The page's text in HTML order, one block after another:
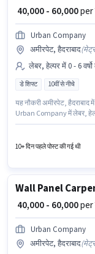
₹ 40,000 - 60,000per
Urban Company
अमीरपेट, हैदराबाद(
लेबर, हेल्पर में 0 - 6
डे शिफ्ट 10वीं से नीचे
यह नौकरी अमीरपेट,
Urban Company में लेबर,
से नीचे योग्यता वाले
10+ दिन पहले पोस्ट की गई थी
₹ 40,000 - 60,000per
Urban Company
अमीरपेट, हैदराबाद(